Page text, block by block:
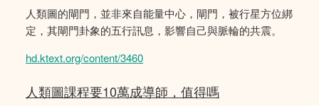
人類圖的閘門，並非來自能量中心，閘門，被行星方位綁
定，其閘門卦象的五行訊息，影響自己與脈輪的共震。
hd.ktext.org/content/3460
人類圖課程要10萬成導師，值得嗎